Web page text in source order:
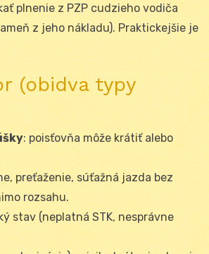
plnenie z PZP cudzieho vodiča
z jeho nákladu). Praktickejšie je
(obidva typy
: poisťovňa môže krátiť alebo
preťaženie, súťažná jazda bez
rozsahu.
stav (neplatná STK, nesprávne